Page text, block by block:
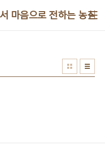
마음으로 전하는 농심